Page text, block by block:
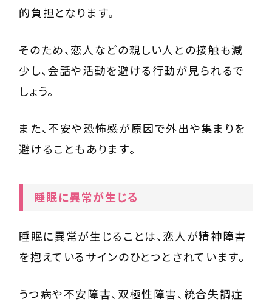
的負担となります。
そのため、恋人などの親しい人との接触も減
少し、会話や活動を避ける行動が見られるで
しょう。
また、不安や恐怖感が原因で外出や集まりを
避けることもあります。
睡眠に異常が生じる
睡眠に異常が生じることは、恋人が精神障害
を抱えているサインのひとつとされています。
うつ病や不安障害、双極性障害、統合失調症